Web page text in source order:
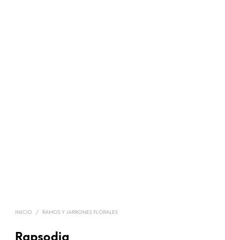
INICIO / RAMOS Y JARRONES FLORALES